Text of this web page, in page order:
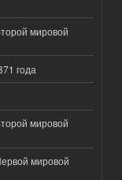
мировой
года
мировой
мировой